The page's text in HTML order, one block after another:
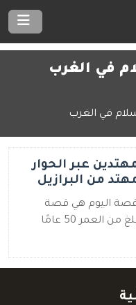
في الغرب
في الغرب
عبر الحوار
قصة اليوم هي قصة
مهتد جديد من البرازيل يبلغ من العمر 50 عامًا